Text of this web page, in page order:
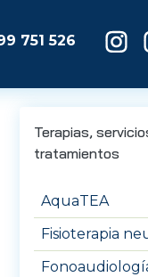
751 526
Terapias,
tratamientos
AquaTEA
Fisioterapia